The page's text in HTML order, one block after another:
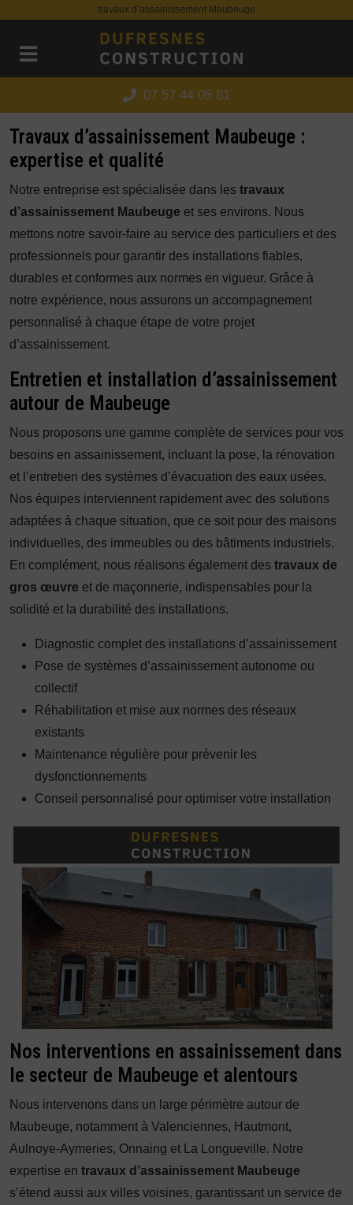
travaux d’assainissement Maubeuge
07 57 44 05 81
Travaux d’assainissement Maubeuge :
expertise et qualité
Notre entreprise est spécialisée dans les travaux
d’assainissement Maubeuge et ses environs. Nous
mettons notre savoir-faire au service des particuliers et des
professionnels pour garantir des installations fiables,
durables et conformes aux normes en vigueur. Grâce à
notre expérience, nous assurons un accompagnement
personnalisé à chaque étape de votre projet
d’assainissement.
Entretien et installation d’assainissement
autour de Maubeuge
Nous proposons une gamme complète de services pour vos
besoins en assainissement, incluant la pose, la rénovation
et l’entretien des systèmes d’évacuation des eaux usées.
Nos équipes interviennent rapidement avec des solutions
adaptées à chaque situation, que ce soit pour des maisons
individuelles, des immeubles ou des bâtiments industriels.
En complément, nous réalisons également des travaux de
gros œuvre et de maçonnerie, indispensables pour la
solidité et la durabilité des installations.
Diagnostic complet des installations d’assainissement
Pose de systèmes d’assainissement autonome ou
collectif
Réhabilitation et mise aux normes des réseaux
existants
Maintenance régulière pour prévenir les
dysfonctionnements
Conseil personnalisé pour optimiser votre installation
Nos interventions en assainissement dans
le secteur de Maubeuge et alentours
Nous intervenons dans un large périmètre autour de
Maubeuge, notamment à Valenciennes, Hautmont,
Aulnoye-Aymeries, Onnaing et La Longueville. Notre
expertise en travaux d’assainissement Maubeuge
s’étend aussi aux villes voisines, garantissant un service de
Panneau de gestion des cookies